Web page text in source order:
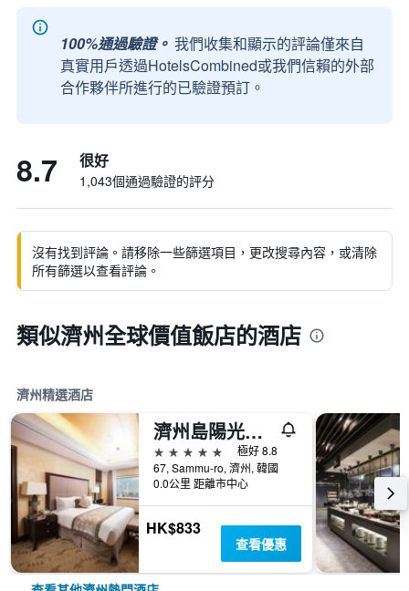
100%通過驗證。 我們收集和顯示的評論僅來自
真實用戶透過HotelsCombined或我們信賴的外部
合作夥伴所進行的已驗證預訂。
8.7 很好
1,043個通過驗證的評分
沒有找到評論。請移除一些篩選項目，更改搜尋內容，或清除
所有篩選以查看評論。
類似濟州全球價值飯店的酒店
濟州精選酒店
濟州島陽光賭場酒店
5星級
極好 8.8
67, Sammu-ro, 濟州, 韓國
0.0公里 距離市中心
HK$833
查看優惠